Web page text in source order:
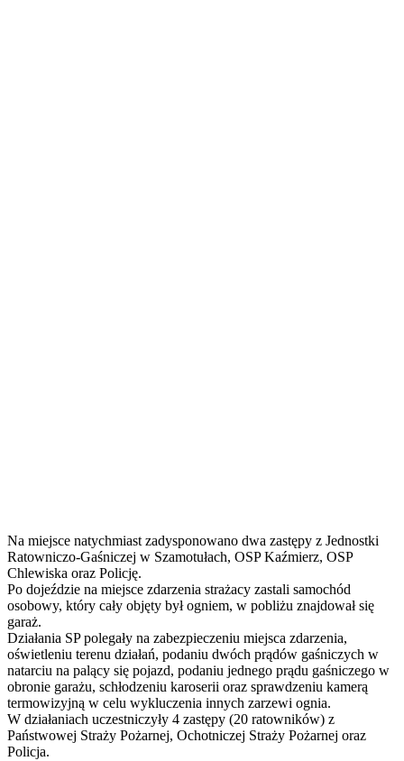
Na miejsce natychmiast zadysponowano dwa zastępy z Jednostki
Ratowniczo-Gaśniczej w Szamotułach, OSP Kaźmierz, OSP
Chlewiska oraz Policję.
Po dojeździe na miejsce zdarzenia strażacy zastali samochód
osobowy, który cały objęty był ogniem, w pobliżu znajdował się
garaż.
Działania SP polegały na zabezpieczeniu miejsca zdarzenia,
oświetleniu terenu działań, podaniu dwóch prądów gaśniczych w
natarciu na palący się pojazd, podaniu jednego prądu gaśniczego w
obronie garażu, schłodzeniu karoserii oraz sprawdzeniu kamerą
termowizyjną w celu wykluczenia innych zarzewi ognia.
W działaniach uczestniczyły 4 zastępy (20 ratowników) z
Państwowej Straży Pożarnej, Ochotniczej Straży Pożarnej oraz
Policja.